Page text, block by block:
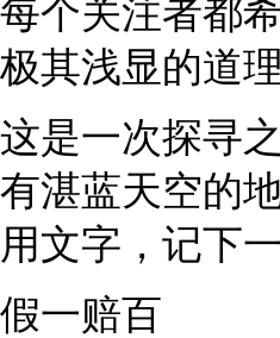
每个关注者都
极其浅显的道理
这是一次探寻
有湛蓝天空的
用文字，记下
假一赔百